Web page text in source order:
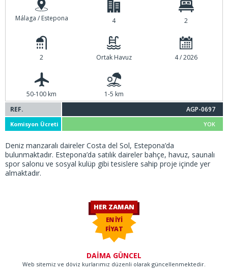
Málaga / Estepona 4 2
2 Ortak Havuz 4 / 2026
50-100 km
1-5 km
REF.
AGP-0697
Komisyon Ücreti YOK
Deniz manzaralı daireler Costa del Sol, Estepona’da
bulunmaktadır. Estepona’da satılık daireler bahçe, havuz, saunalı
spor salonu ve sosyal kulüp gibi tesislere sahip proje içinde yer
almaktadır.
HER ZAMAN
EN İYİ
FİYAT
DAİMA GÜNCEL
Web sitemiz ve döviz kurlarımız düzenli olarak güncellenmektedir.